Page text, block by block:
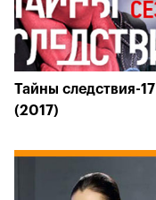
Тайны следствия-17
(2017)